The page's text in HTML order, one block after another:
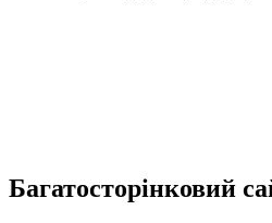
Багатосторінковий